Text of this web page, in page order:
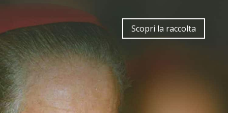
Scopri la raccolta